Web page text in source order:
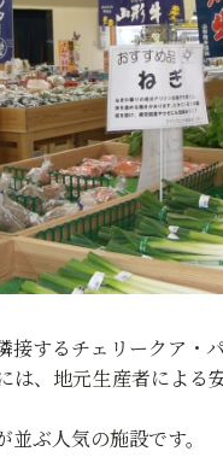
するチェリークア・
は、地元生産者によ
ぶ人気の施設です。